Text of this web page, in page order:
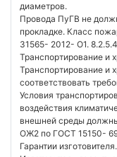
диаметров.
Провода ПуГВ не
прокладке. Класс
31565- 2012- О1.
Транспортирование и
Транспортирование и
соответствовать
Условия
воздействия
внешней среды
ОЖ2 по ГОСТ 15150-
Гарантии изготовителя.